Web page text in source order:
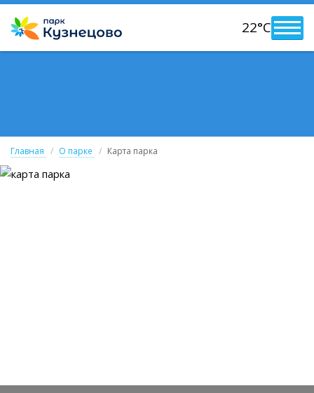
22°C
Главная О парке Карта парка